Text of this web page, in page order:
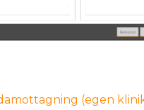
(egen